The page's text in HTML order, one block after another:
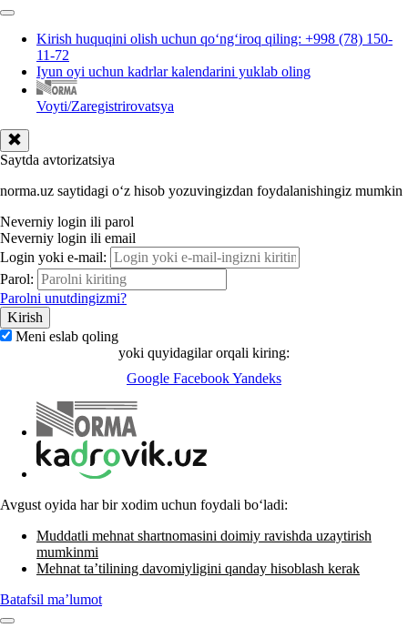
Kirish huquqini olish uchun qoʻngʻiroq qiling: +998 (78) 150-
11-72
Iyun oyi uchun kadrlar kalendarini yuklab oling
Voyti/Zaregistrirovatsya
Saytda avtorizatsiya
norma.uz saytidagi oʻz hisob yozuvingizdan foydalanishingiz mumkin
Neverniy login ili parol
Neverniy login ili email
Login yoki e-mail:
Parol:
Parolni unutdingizmi?
Meni eslab qoling
yoki quyidagilar orqali kiring:
Google FacebookYandeks
Avgust oyida har bir хodim uchun foydali boʻladi:
Muddatli mehnat shartnomasini doimiy ravishda uzaytirish
mumkinmi
Mehnat ta’tilining davomiyligini qanday hisoblash kerak
Batafsil ma’lumot